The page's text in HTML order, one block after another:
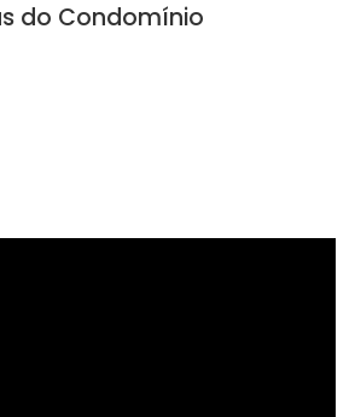
do Condomínio